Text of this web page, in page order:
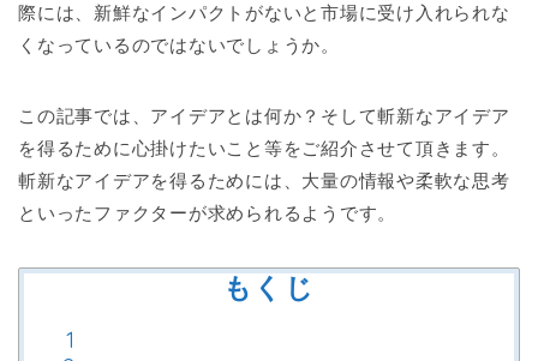
際には、新鮮なインパクトがないと市場に受け入れられな
くなっているのではないでしょうか。
この記事では、アイデアとは何か？そして斬新なアイデア
を得るために心掛けたいこと等をご紹介させて頂きます。
斬新なアイデアを得るためには、大量の情報や柔軟な思考
といったファクターが求められるようです。
もくじ